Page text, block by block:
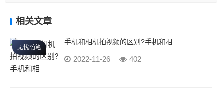
相关文章
无忧随笔
手机和相机拍视频的区别?手机和相
2022-11-26 402